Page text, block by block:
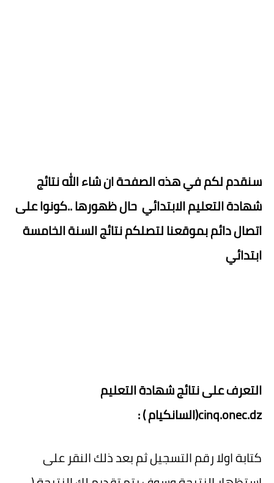
سنقدم لكم في هذه الصفحة ان شاء الله نتائج
شهادة التعليم الابتدائي حال ظهورها ..كونوا على
اتصال دائم بموقعنا لتصلكم نتائج السنة الخامسة
ابتدائي
التعرف على نتائج شهادة التعليم
cinq.onec.dz(السانكيام ) :
كتابة اولا رقم التسجيل ثم بعد ذلك النقر على